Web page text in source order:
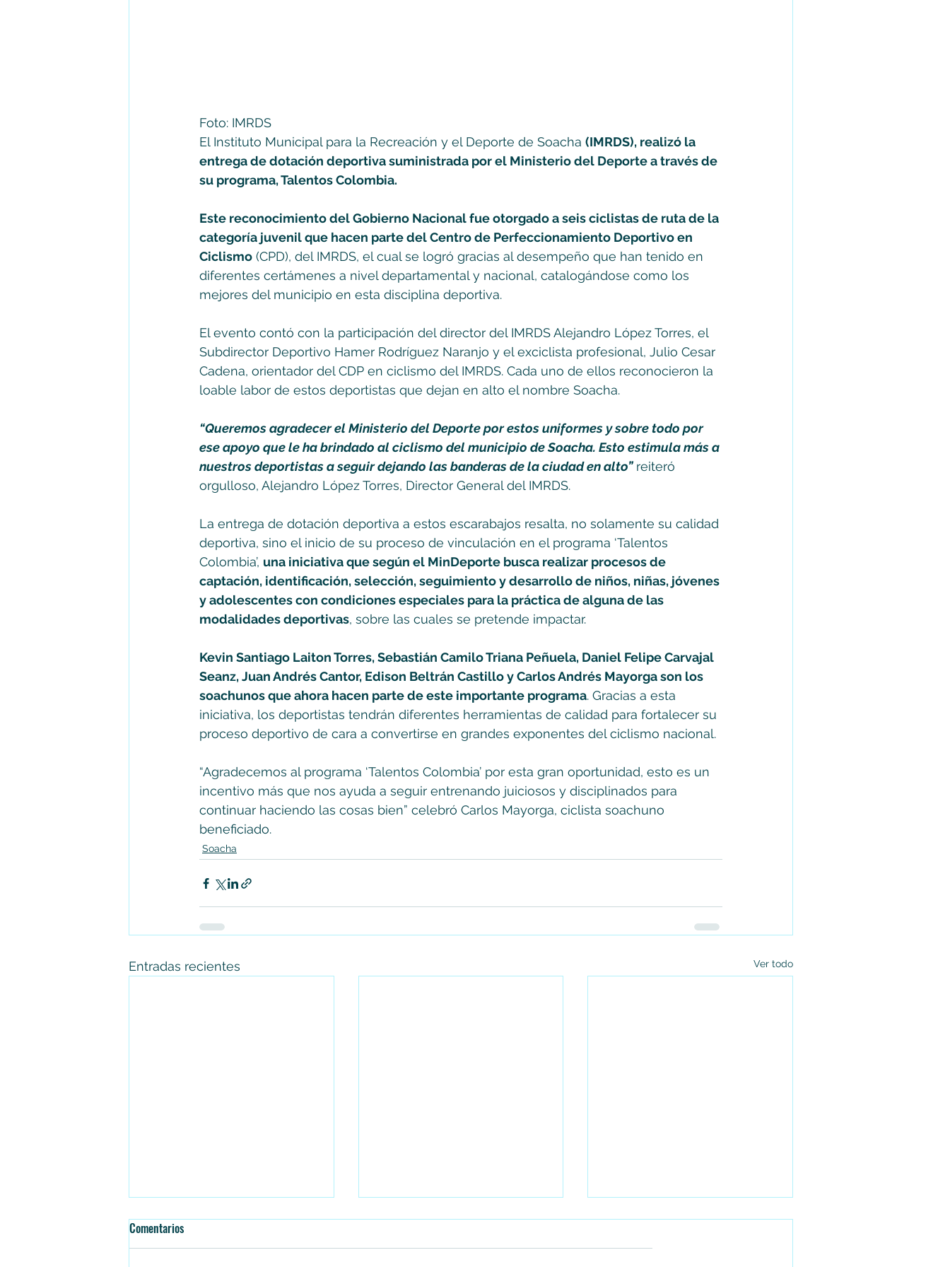
Foto: IMRDS
El Instituto Municipal para la Recreación y el Deporte de Soacha (IMRDS), realizó la
entrega de dotación deportiva suministrada por el Ministerio del Deporte a través de
su programa, Talentos Colombia.
Este reconocimiento del Gobierno Nacional fue otorgado a seis ciclistas de ruta de la
categoría juvenil que hacen parte del Centro de Perfeccionamiento Deportivo en
Ciclismo (CPD), del IMRDS, el cual se logró gracias al desempeño que han tenido en
diferentes certámenes a nivel departamental y nacional, catalogándose como los
mejores del municipio en esta disciplina deportiva.
El evento contó con la participación del director del IMRDS Alejandro López Torres, el
Subdirector Deportivo Hamer Rodríguez Naranjo y el exciclista profesional, Julio Cesar
Cadena, orientador del CDP en ciclismo del IMRDS. Cada uno de ellos reconocieron la
loable labor de estos deportistas que dejan en alto el nombre Soacha.
“Queremos agradecer el Ministerio del Deporte por estos uniformes y sobre todo por
ese apoyo que le ha brindado al ciclismo del municipio de Soacha. Esto estimula más a
nuestros deportistas a seguir dejando las banderas de la ciudad en alto” reiteró
orgulloso, Alejandro López Torres, Director General del IMRDS.
La entrega de dotación deportiva a estos escarabajos resalta, no solamente su calidad
deportiva, sino el inicio de su proceso de vinculación en el programa ‘Talentos
Colombia’, una iniciativa que según el MinDeporte busca realizar procesos de
captación, identificación, selección, seguimiento y desarrollo de niños, niñas, jóvenes
y adolescentes con condiciones especiales para la práctica de alguna de las
modalidades deportivas, sobre las cuales se pretende impactar.
Kevin Santiago Laiton Torres, Sebastián Camilo Triana Peñuela, Daniel Felipe Carvajal
Seanz, Juan Andrés Cantor, Edison Beltrán Castillo y Carlos Andrés Mayorga son los
soachunos que ahora hacen parte de este importante programa. Gracias a esta
iniciativa, los deportistas tendrán diferentes herramientas de calidad para fortalecer su
proceso deportivo de cara a convertirse en grandes exponentes del ciclismo nacional.
“Agradecemos al programa ‘Talentos Colombia’ por esta gran oportunidad, esto es un
incentivo más que nos ayuda a seguir entrenando juiciosos y disciplinados para
continuar haciendo las cosas bien” celebró Carlos Mayorga, ciclista soachuno
beneficiado.
Soacha
Entradas recientes Ver todo
Comentarios